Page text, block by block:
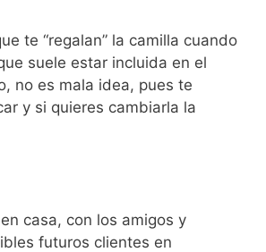
te “regalan” la camilla cuando
suele estar incluida en el
no es mala idea, pues te
y si quieres cambiarla la
casa, con los amigos y
futuros clientes en